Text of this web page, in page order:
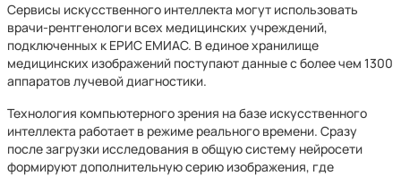
Сервисы искусственного интеллекта могут использовать
врачи-рентгенологи всех медицинских учреждений,
подключенных к ЕРИС ЕМИАС. В единое хранилище
медицинских изображений поступают данные с более чем 1300
аппаратов лучевой диагностики.
Технология компьютерного зрения на базе искусственного
интеллекта работает в режиме реального времени. Сразу
после загрузки исследования в общую систему нейросети
формируют дополнительную серию изображения, где